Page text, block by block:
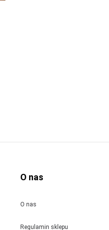
O nas
O nas
Regulamin sklepu